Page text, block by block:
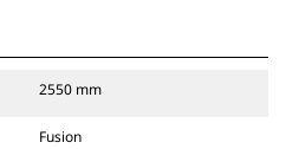
2550 mm
Fusion